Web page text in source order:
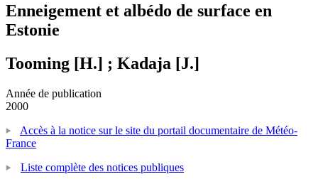
Enneigement et albédo de surface en
Estonie
Tooming [H.] ; Kadaja [J.]
Année de publication
2000
Accès à la notice sur le site du portail documentaire de Météo-
France
Liste complète des notices publiques